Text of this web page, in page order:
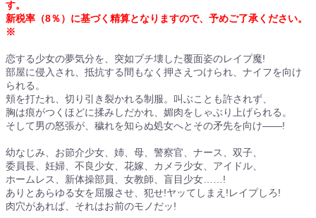
す。
新税率（8％）に基づく精算となりますので、予めご了承ください。
※
恋する少女の夢気分を、突如ブチ壊した覆面姿のレイプ魔!
部屋に侵入され、抵抗する間もなく押さえつけられ、ナイフを向け
られる。
頬を打たれ、切り引き裂かれる制服。叫ぶことも許されず、
胸は痕がつくほどに揉みしだかれ、媚肉をしゃぶり上げられる。
そして男の怒張が、穢れを知らぬ処女へとその矛先を向け——!
幼なじみ、お節介少女、姉、母、警察官、ナース、双子、
委員長、妊婦、不良少女、花嫁、カメラ少女、アイドル、
ホームレス、新体操部員、女教師、盲目少女……!
ありとあらゆる女を屈服させ、犯せ!ヤッてしまえ!レイプしろ!
肉穴があれば、それはお前のモノだッ!